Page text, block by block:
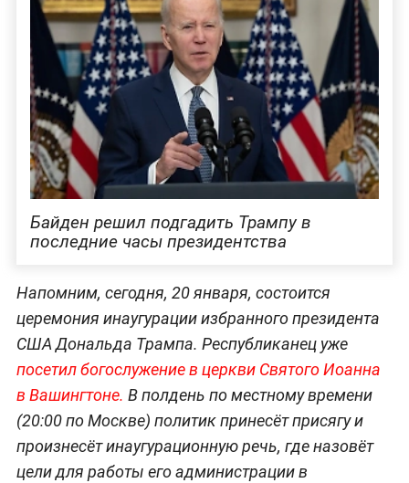
Байден решил подгадить Трампу в
последние часы президентства
Напомним, сегодня, 20 января, состоится
церемония инаугурации избранного президента
США Дональда Трампа. Республиканец уже
посетил богослужение в церкви Святого Иоанна
в Вашингтоне. В полдень по местному времени
(20:00 по Москве) политик принесёт присягу и
произнесёт инаугурационную речь, где назовёт
цели для работы его администрации в